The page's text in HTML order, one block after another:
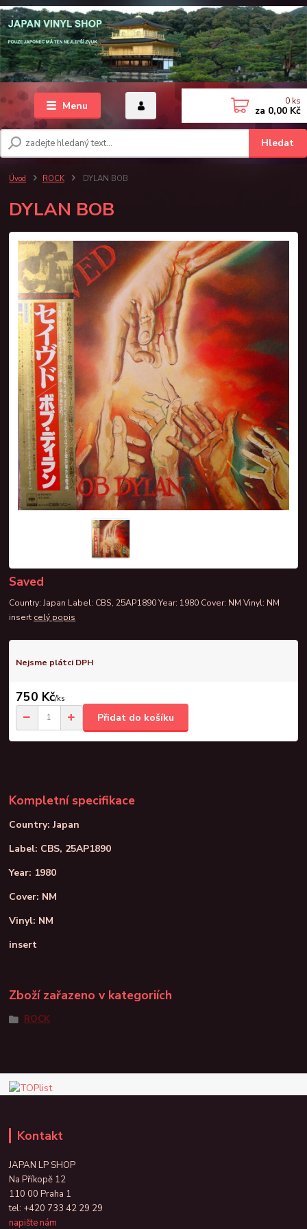
Menu
Hledat
0 ks
za 0,00 Kč
Úvod ROCK DYLAN BOB
DYLAN BOB
Saved
Country: Japan Label: CBS, 25AP1890 Year: 1980 Cover: NM Vinyl: NM
insert celý popis
Nejsme plátci DPH
750 Kč/ks
Přidat do košíku
Kompletní specifikace
Country: Japan
Label: CBS, 25AP1890
Year: 1980
Cover: NM
Vinyl: NM
insert
Zboží zařazeno v kategoriích
ROCK
Kontakt
JAPAN LP SHOP
Na Příkopě 12
110 00 Praha 1
tel: +420 733 42 29 29
napište nám